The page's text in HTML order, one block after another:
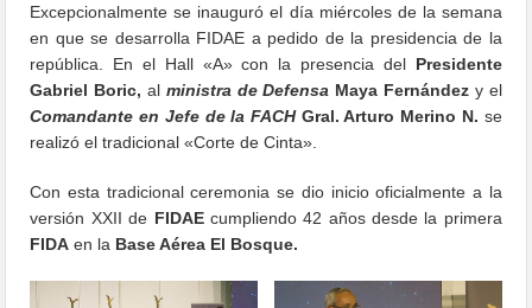
Excepcionalmente se inauguró el día miércoles de la semana
en que se desarrolla FIDAE a pedido de la presidencia de la
república. En el Hall «A» con la presencia del Presidente
Gabriel Boric, al ministra de Defensa Maya Fernándezy el
Comandante en Jefe de la FACH Gral. Arturo Merino N. se
realizó el tradicional «Corte de Cinta».
Con esta tradicional ceremonia se dio inicio oficialmente a la
versión XXII de FIDAEcumpliendo 42 años desde la primera
FIDA en la Base Aérea El Bosque.